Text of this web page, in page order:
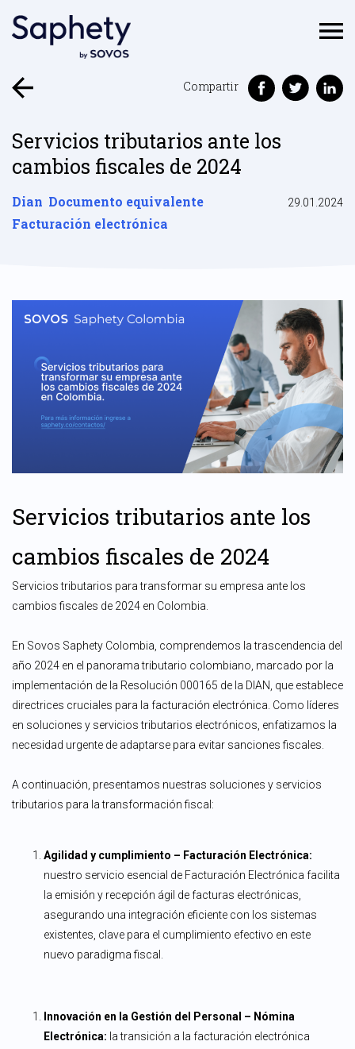
Servicios tributarios ante los
cambios fiscales de 2024
Dian Documento equivalente
Facturación electrónica
29.01.2024
Compartir
Servicios tributarios ante los
cambios fiscales de 2024
Servicios tributarios para transformar su empresa ante los
cambios fiscales de 2024 en Colombia.
En Sovos Saphety Colombia, comprendemos la trascendencia del
año 2024 en el panorama tributario colombiano, marcado por la
implementación de la Resolución 000165 de la DIAN, que establece
directrices cruciales para la facturación electrónica. Como líderes
en soluciones y servicios tributarios electrónicos, enfatizamos la
necesidad urgente de adaptarse para evitar sanciones fiscales.
A continuación, presentamos nuestras soluciones y servicios
tributarios para la transformación fiscal:
Agilidad y cumplimiento – Facturación Electrónica:
nuestro servicio esencial de Facturación Electrónica facilita
la emisión y recepción ágil de facturas electrónicas,
asegurando una integración eficiente con los sistemas
existentes, clave para el cumplimiento efectivo en este
nuevo paradigma fiscal.
Innovación en la Gestión del Personal – Nómina
Electrónica: la transición a la facturación electrónica